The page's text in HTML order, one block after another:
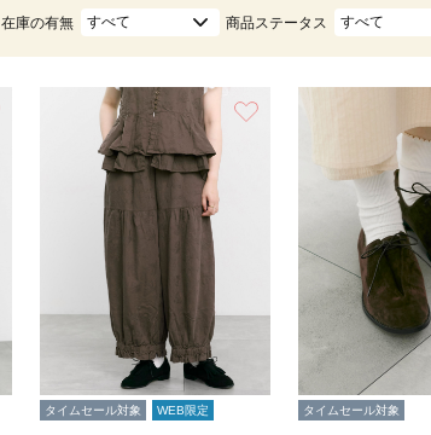
在庫の有無 すべて 商品ステータス すべて
タイムセール対象 WEB限定 タイムセール対象